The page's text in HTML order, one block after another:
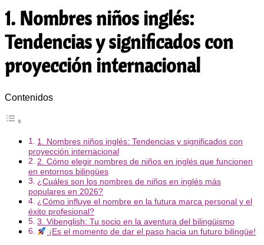
1. Nombres niños inglés:
Tendencias y significados con
proyección internacional
Contenidos
1. Nombres niños inglés: Tendencias y significados con
proyección internacional
2. Cómo elegir nombres de niños en inglés que funcionen
en entornos bilingües
¿Cuáles son los nombres de niños en inglés más
populares en 2026?
¿Cómo influye el nombre en la futura marca personal y el
éxito profesional?
3. Vibenglish: Tu socio en la aventura del bilingüismo
¡Es el momento de dar el paso hacia un futuro bilingüe!